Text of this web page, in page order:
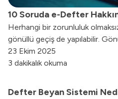
10 Soruda e-Defter
Herhangi bir zorunluluk
gönüllü geçiş de yapılabilir.
şahıs firmaları, mali mühür
sonra özel entegratör firma ile
23 Ekim 2025
3 dakikalık okuma
Defter Beyan Sistemi